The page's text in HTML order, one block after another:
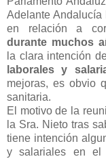
Adelante
en relación a
durante muchos
la clara intención
laborales y
mejoras, es obvio
sanitaria.
El motivo de la
la Sra. Nieto tras
tiene intención
y salariales en el